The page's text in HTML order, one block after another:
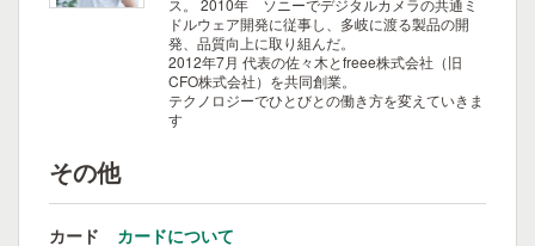
ス。
2010年 ソニーでデジタルカメラの共通ミ
ドルウェア開発に従事し、多岐に渡る製品の開
発、品質向上に取り組んだ。
2012年7月 代表の佐々木とfreee株式会社（旧
CFO株式会社）を共同創業。
テクノロジーでひとびとの働き方を変えていきま
す
その他
カード カードについて